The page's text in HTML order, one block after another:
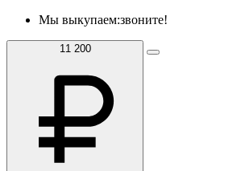
Мы выкупаем:звоните!
11 200